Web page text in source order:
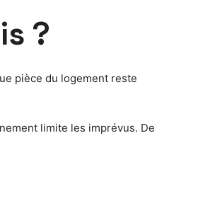
?
pièce du logement reste
limite les imprévus. De